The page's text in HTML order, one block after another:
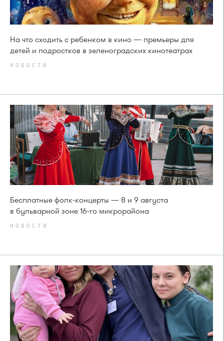
На что сходить с ребенком в кино — премьеры для
детей и подростков в зеленоградских кинотеатрах
НОВОСТИ
Бесплатные фолк-концерты — 8 и 9 августа
в бульварной зоне 16-го микрорайона
НОВОСТИ